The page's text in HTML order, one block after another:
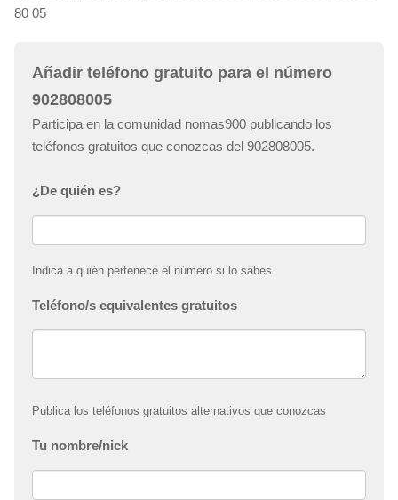
80 05
Añadir teléfono gratuito para el número
902808005
Participa en la comunidad nomas900 publicando los
teléfonos gratuitos que conozcas del 902808005.
¿De quién es?
Indica a quién pertenece el número si lo sabes
Teléfono/s equivalentes gratuitos
Publica los teléfonos gratuitos alternativos que conozcas
Tu nombre/nick